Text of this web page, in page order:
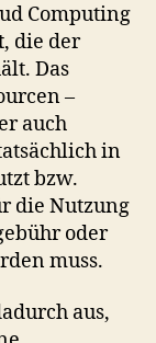
Computing
, die der
Das
–
auch
in
bzw.
die Nutzung
oder
muss.
aus,